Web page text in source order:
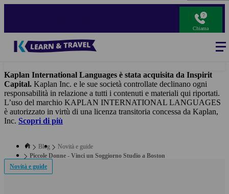
Chiama
Kaplan International Languages è stata acquisita da Inspirit
Capital. Kaplan Inc. e le sue società controllate declinano ogni
responsabilità in relazione a tutti i contenuti e materiali qui riportati.
L’uso del marchio KAPLAN INTERNATIONAL LANGUAGES
è autorizzato in virtù di una licenza transitoria concessa da Kaplan,
Inc. Scopri di più
Blog
Novità e guide
Piccole Donne - Vinci un Soggiorno Studio a Boston
Novità e guide